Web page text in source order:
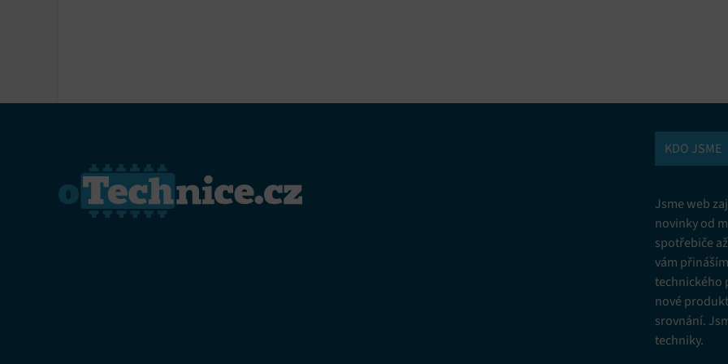
KDO JSME
Jsme web
novinky od
spotřebiče
vám
technického
nové
srovnání.
techniky.